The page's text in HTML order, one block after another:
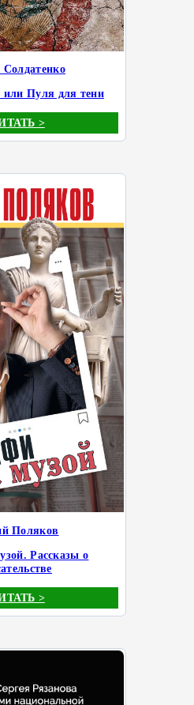
Солдатенко
или Пуля для тени
>
Поляков
Рассказы о
>